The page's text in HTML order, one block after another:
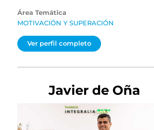
Área Temática
MOTIVACIÓN Y SUPERACIÓN
Ver perfil completo
Javier de Oña